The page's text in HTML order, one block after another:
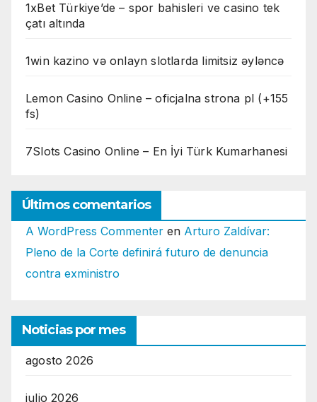
1xBet Türkiye’de – spor bahisleri ve casino tek
çatı altında
1win kazino və onlayn slotlarda limitsiz əyləncə
Lemon Casino Online – oficjalna strona pl (+155
fs)
7Slots Casino Online – En İyi Türk Kumarhanesi
Últimos comentarios
A WordPress Commenter en Arturo Zaldívar:
Pleno de la Corte definirá futuro de denuncia
contra exministro
Noticias por mes
agosto 2026
julio 2026